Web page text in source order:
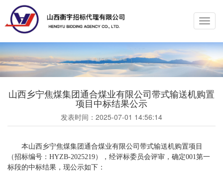
山西乡宁焦煤集团通合煤业有限公司带式输送机购置
项目中标结果公示
发表时间： 2025-07-01 14:56:14
本山西乡宁焦煤集团通合煤业有限公司带式输送机购置项目
（招标编号： HYZB-2025219），经评标委员会评审，确定001第一
标段的中标结果，现公示如下：